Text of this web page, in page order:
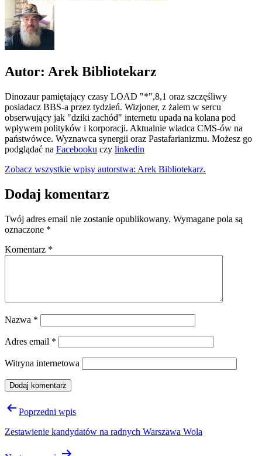
Autor: Arek Bibliotekarz
Dinozaur pamiętający czasy LOAD "*",8,1 oraz szczęśliwy
posiadacz BBS-a przez tydzień. Wizjoner, z żalem w sercu
obserwujący jak "dziki zachód" internetu upada na kolana pod
wpływem polityków i korporacji. Aktualnie władca CMS-ów na
państwówce. Wyznawca synergii oraz Pastafarianizmu. Możesz go
podglądać na Facebooku czy linkedin
Zobacz wszystkie wpisy autorstwa: Arek Bibliotekarz.
Dodaj komentarz
Twój adres email nie zostanie opublikowany. Wymagane pola są
oznaczone *
Komentarz *
Nazwa *
Adres email *
Witryna internetowa
Nawigacja
Poprzedni wpis
Zestawienie kandydatów na radnych Warszawa Wola